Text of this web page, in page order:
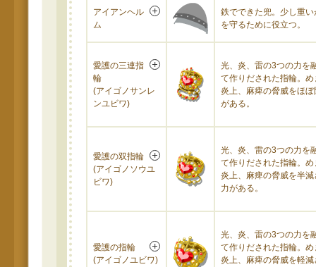
アイアンヘル
ム
鉄でできた兜。少し重い
を守るために役立つ。
愛護の三連指
輪
(アイゴノサンレ
ンユビワ)
光、炎、雷の3つの力を
て作りだされた指輪。め
炎上、麻痺の脅威をほぼ
がある。
愛護の双指輪
(アイゴノソウユ
ビワ)
光、炎、雷の3つの力を
て作りだされた指輪。め
炎上、麻痺の脅威を半減
力がある。
愛護の指輪
(アイゴノユビワ)
光、炎、雷の3つの力を
て作りだされた指輪。め
炎上、麻痺の脅威を軽減